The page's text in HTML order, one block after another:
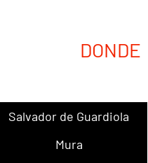
DONDE
Salvador de Guardiola
Mura